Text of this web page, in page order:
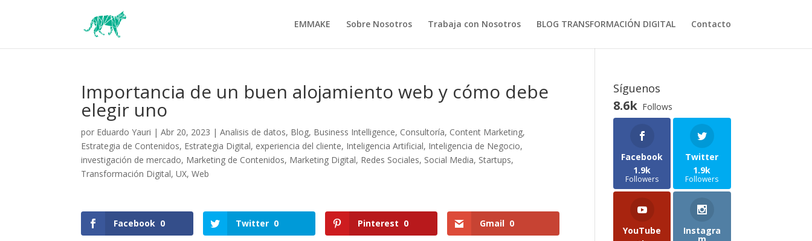
EMMAKE Sobre Nosotros Trabaja con Nosotros BLOG TRANSFORMACIÓN DIGITAL Contacto
Importancia de un buen alojamiento web y cómo debe
elegir uno
por Eduardo Yauri |Abr 20, 2023 |Analisis de datos, Blog, Business Intelligence, Consultoría, Content Marketing,
Estrategia de Contenidos, Estrategia Digital, experiencia del cliente, Inteligencia Artificial, Inteligencia de Negocio,
investigación de mercado, Marketing de Contenidos, Marketing Digital, Redes Sociales, Social Media, Startups,
Transformación Digital,UX,Web
Facebook 0 Twitter 0 Pinterest 0 Gmail 0
Síguenos
8.6k Follows
Facebook
1.9k
Followers
Twitter
1.9k
Followers
YouTube
Instagra